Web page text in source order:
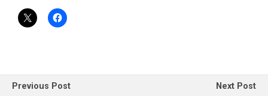
Previous Post
Next Post